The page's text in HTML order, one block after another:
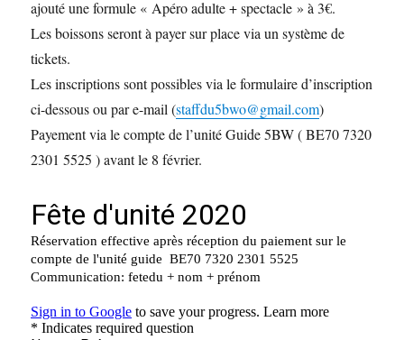
ajouté une formule « Apéro adulte + spectacle » à 3€.
Les boissons seront à payer sur place via un système de
tickets.
Les inscriptions sont possibles via le formulaire d’inscription
ci-dessous ou par e-mail (staffdu5bwo@gmail.com)
Payement via le compte de l’unité Guide 5BW ( BE70 7320
2301 5525 ) avant le 8 février.